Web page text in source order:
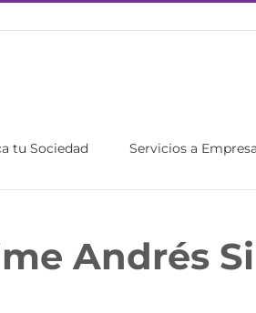
tu Sociedad Servicios a
Andrés